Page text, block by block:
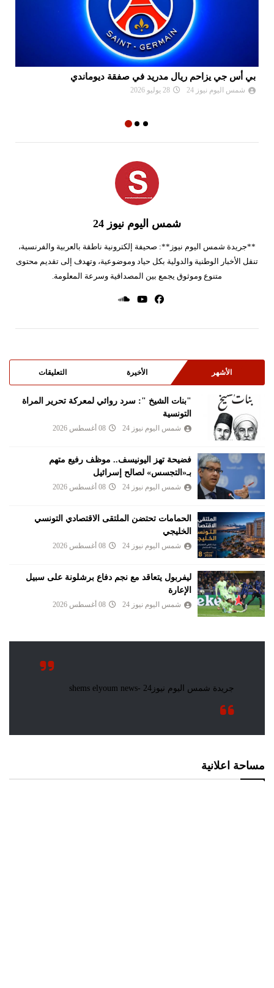
بي أس جي يزاحم ريال مدريد في صفقة ديوماندي
شمس اليوم نيوز 24 28 يوليو 2026
شمس اليوم نيوز 24
**جريدة شمس اليوم نيوز**: صحيفة إلكترونية ناطقة بالعربية والفرنسية،
تنقل الأخبار الوطنية والدولية بكل حياد وموضوعية، وتهدف إلى تقديم محتوى
متنوع وموثوق يجمع بين المصداقية وسرعة المعلومة.
الأشهر الأخيرة التعليقات
"بنات الشيخ ": سرد روائي لمعركة تحرير المراة
التونسية
شمس اليوم نيوز 24 08 أغسطس 2026
فضيحة تهز اليونيسف.. موظف رفيع متهم
بـ«التجسس» لصالح إسرائيل
شمس اليوم نيوز 24 08 أغسطس 2026
الحمامات تحتضن الملتقى الاقتصادي التونسي
الخليجي
شمس اليوم نيوز 24 08 أغسطس 2026
ليفربول يتعاقد مع نجم دفاع برشلونة على سبيل
الإعارة
شمس اليوم نيوز 24 08 أغسطس 2026
مساحة اعلانية